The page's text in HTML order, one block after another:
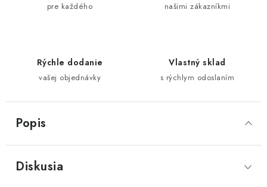
pre každého našimi zákazníkmi
Rýchle dodanie
vašej objednávky
Vlastný sklad
s rýchlym odoslaním
Popis
Diskusia